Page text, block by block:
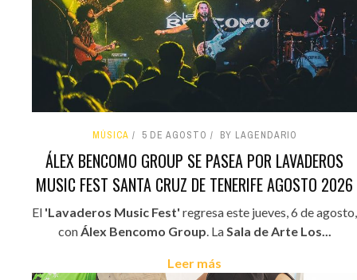
MÚSICA 5 DE AGOSTO BY LAGENDARIO
ÁLEX BENCOMO GROUP SE PASEA POR LAVADEROS
MUSIC FEST SANTA CRUZ DE TENERIFE AGOSTO 2026
El 'Lavaderos Music Fest' regresa este jueves, 6 de agosto,
conÁlex Bencomo Group. LaSala de Arte Los...
Leer más